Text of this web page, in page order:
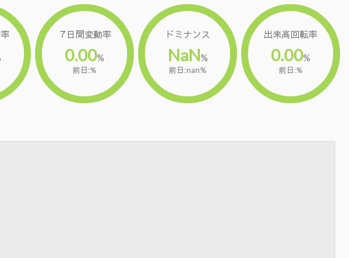
７日間変動率
0.00%
前日:%
ドミナンス
NaN%
前日:nan%
出来高回転率
0.00%
前日:%